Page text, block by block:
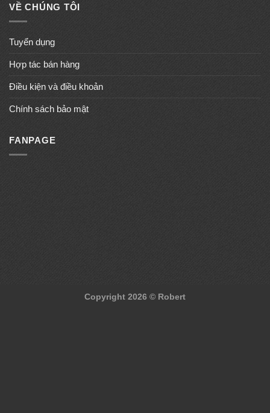
VỀ CHÚNG TÔI
Tuyển dụng
Hợp tác bán hàng
Điều kiện và điều khoản
Chính sách bảo mật
FANPAGE
Copyright 2026 © Robert